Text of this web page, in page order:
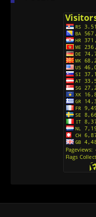
Avanture Kida
Action Man
Action Man (2000)
Andjeoski Prijatelji
Ajkuca (Sharkdog)
Alvin i veverice
Sinhronizovano na